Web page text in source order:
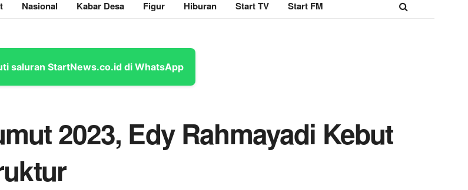
Nasional Kabar Desa Figur Hiburan Start TV Start FM
saluran StartNews.co.id di WhatsApp
2023, Edy Rahmayadi Kebut